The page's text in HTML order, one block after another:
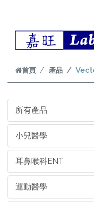
首頁 產品
所有產品
小兒醫學
耳鼻喉科ENT
運動醫學